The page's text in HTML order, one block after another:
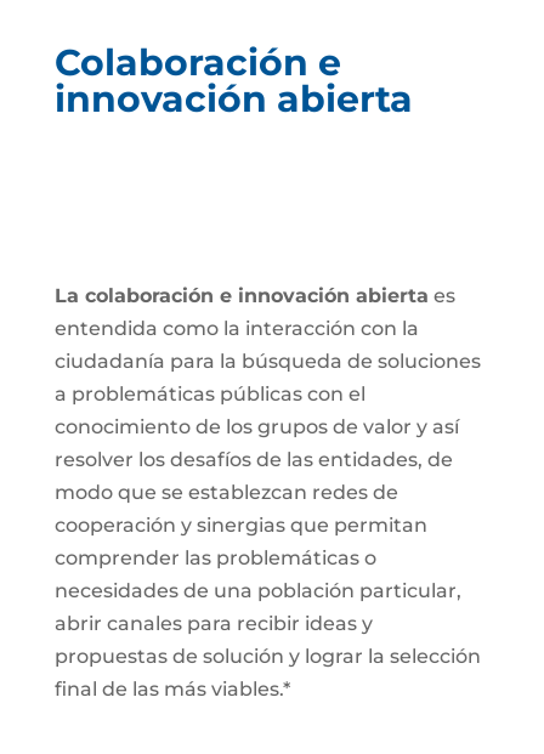
Colaboración e
innovación abierta
La colaboración e innovación abierta es
entendida como la interacción con la
ciudadanía para la búsqueda de soluciones
a problemáticas públicas con el
conocimiento de los grupos de valor y así
resolver los desafíos de las entidades, de
modo que se establezcan redes de
cooperación y sinergias que permitan
comprender las problemáticas o
necesidades de una población particular,
abrir canales para recibir ideas y
propuestas de solución y lograr la selección
final de las más viables.*